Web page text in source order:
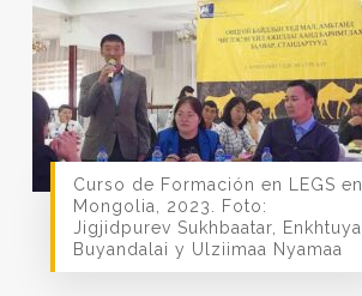
Curso de Formación en LEGS en
Mongolia, 2023. Foto:
Jigjidpurev Sukhbaatar, Enkhtuya
Buyandalai y Ulziimaa Nyamaa